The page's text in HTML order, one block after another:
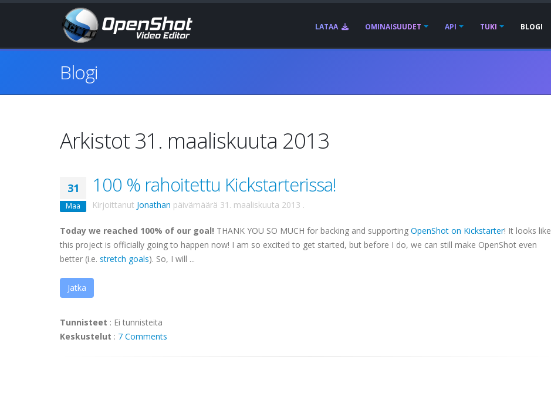
LATAA OMINAISUUDET API TUKI BLOGI
Blogi
Arkistot 31. maaliskuuta 2013
31
Maa
100 % rahoitettu Kickstarterissa!
Kirjoittanut Jonathan päivämäärä 31. maaliskuuta 2013 .
Today we reached 100% of our goal! THANK YOU SO MUCH for backing and supporting OpenShot on Kickstarter! It looks like
this project is officially going to happen now! I am so excited to get started, but before I do, we can still make OpenShot even
better (i.e. stretch goals). So, I will ...
Jatka
Tunnisteet : Ei tunnisteita
Keskustelut : 7 Comments